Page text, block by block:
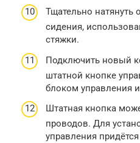
Тщательно натянуть
сидения,
стяжки.
Подключить новый
штатной кнопке
блоком управления
Штатная кнопка
проводов. Для
управления